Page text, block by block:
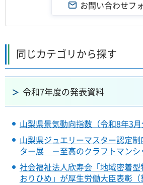
同じカテゴリから探す
令和7年度の発表資料
山梨県景気動向指数（令和8年3
山梨県ジュエリーマスター認定
ター展 －至高のクラフトマンシ
社会福祉法人欣寿会「地域密着
おりひめ」が厚生労働大臣表彰